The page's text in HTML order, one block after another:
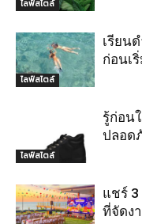
ไลฟ์สไตล์
ไลฟ์สไตล์
เรียน
ก่อนเ
ไลฟ์สไตล์
รู้ก่อน
ปลอด
แชร์
ที่จัดง